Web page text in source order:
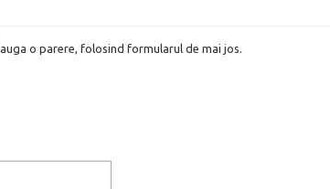
o parere, folosind formularul de mai jos.